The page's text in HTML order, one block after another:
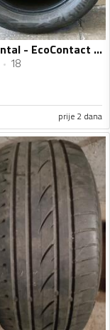
Continental - EcoContact - Ljetnja guma
18
prije 2 dana